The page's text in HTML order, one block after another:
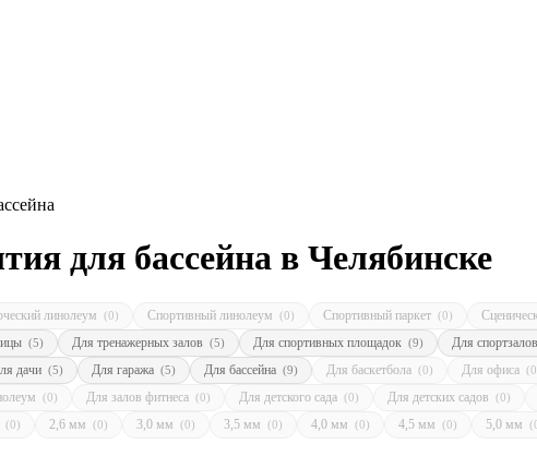
для бассейна в Челябинске
линолеум (0) Спортивный линолеум (0) Спортивный паркет (0)
(5) Для тренажерных залов (5) Для спортивных площадок (9) Для спортзалов
дачи (5) Для гаража (5) Для бассейна (9) Для баскетбола (0) Для офиса
(0) Для залов фитнеса (0) Для детского сада (0) Для детских садов (0)
(0) 2,6 мм (0) 3,0 мм (0) 3,5 мм (0) 4,0 мм (0) 4,5 мм (0) 5,0 мм